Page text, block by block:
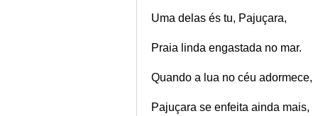
Uma delas és tu, Pajuçara,
Praia linda engastada no mar.
Quando a lua no céu adormece,
Pajuçara se enfeita ainda mais,